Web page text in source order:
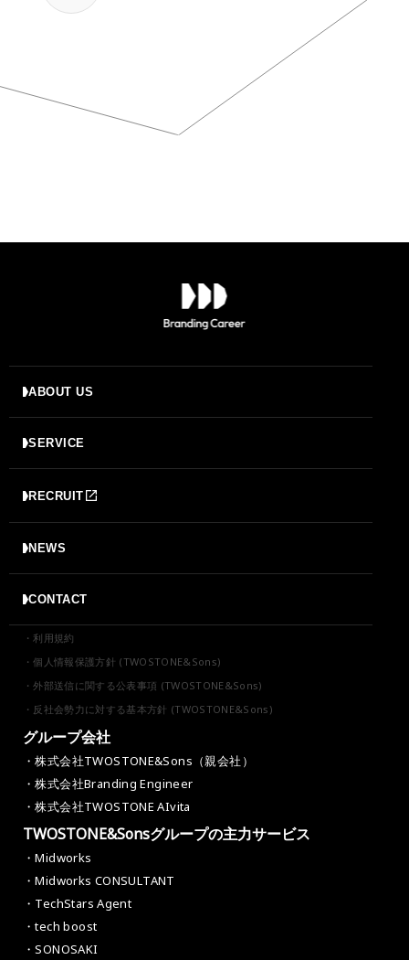
ABOUT US
SERVICE
RECRUIT
NEWS
CONTACT
・利用規約
・個人情報保護方針 (TWOSTONE&Sons)
・外部送信に関する公表事項 (TWOSTONE&Sons)
・反社会勢力に対する基本方針 (TWOSTONE&Sons)
グループ会社
・株式会社TWOSTONE&Sons（親会社）
・株式会社Branding Engineer
・株式会社TWOSTONE AIvita
TWOSTONE&Sonsグループの主力サービス
・Midworks
・Midworks CONSULTANT
・TechStars Agent
・tech boost
・SONOSAKI